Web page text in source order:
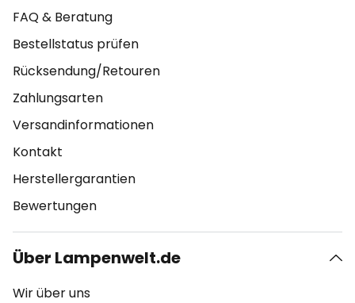
FAQ & Beratung
Bestellstatus prüfen
Rücksendung/Retouren
Zahlungsarten
Versandinformationen
Kontakt
Herstellergarantien
Bewertungen
Über Lampenwelt.de
Wir über uns